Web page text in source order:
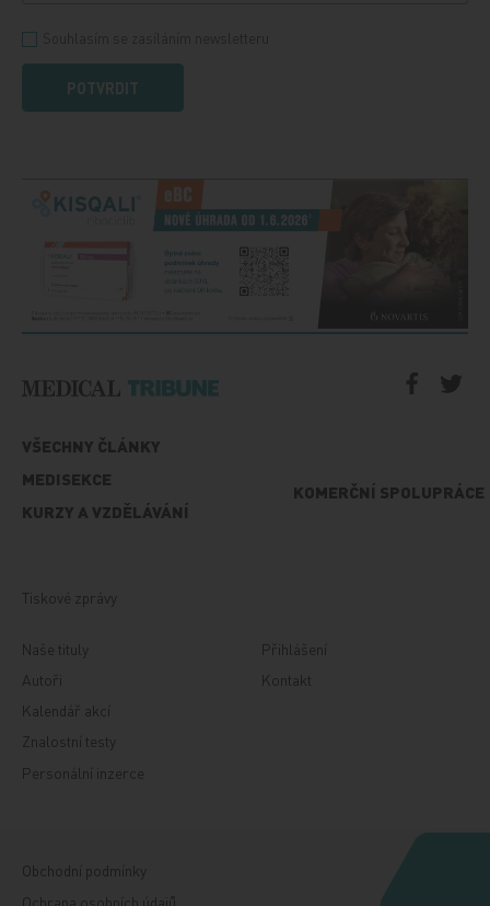
POTVRDIT
VŠECHNY ČLÁNKY
MEDISEKCE
KURZY A VZDĚLÁVÁNÍ
KOMERČNÍ SPOLUPRÁCE
Tiskové zprávy
Naše tituly
Autoři
Kalendář akcí
Znalostní testy
Personální inzerce
Přihlášení
Kontakt
Obchodní podmínky
Ochrana osobních údajů